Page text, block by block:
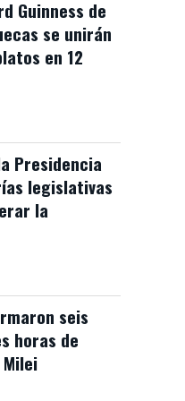
Guinness de
se unirán
en 12
Presidencia
legislativas
la
seis
horas de